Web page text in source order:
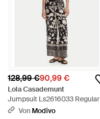
128,99 €90,99 €
Lola Casademunt
Jumpsuit Ls2616033 Regular
Fit - Schwarz
Von Modivo